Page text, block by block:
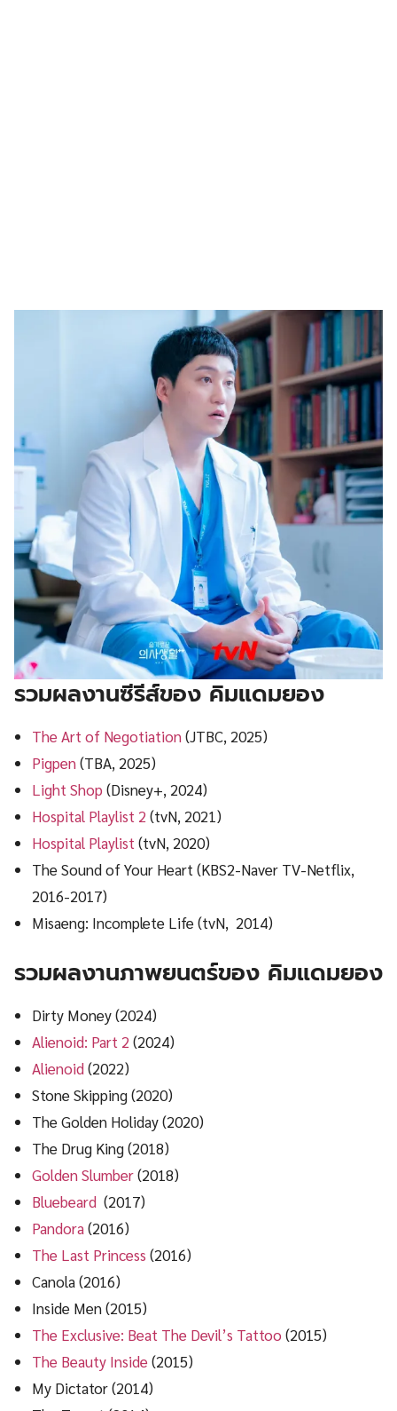
รวมผลงานซีรีส์ของ คิมแดมยอง
The Art of Negotiation(JTBC, 2025)
Pigpen(TBA, 2025)
Light Shop (Disney+, 2024)
Hospital Playlist 2 (tvN, 2021)
Hospital Playlist (tvN, 2020)
The Sound of Your Heart (KBS2-Naver TV-Netflix,
2016-2017)
Misaeng: Incomplete Life (tvN, 2014)
รวมผลงานภาพยนตร์ของ คิมแดมยอง
Dirty Money (2024)
Alienoid: Part 2(2024)
Alienoid(2022)
Stone Skipping (2020)
The Golden Holiday (2020)
The Drug King (2018)
Golden Slumber(2018)
Bluebeard (2017)
Pandora(2016)
The Last Princess (2016)
Canola (2016)
Inside Men (2015)
The Exclusive: Beat The Devil’s Tattoo (2015)
The Beauty Inside(2015)
My Dictator (2014)